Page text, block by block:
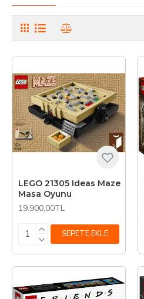
LEGO 21305 Ideas Maze
Masa Oyunu
19.900,00TL
SEPETE EKLE